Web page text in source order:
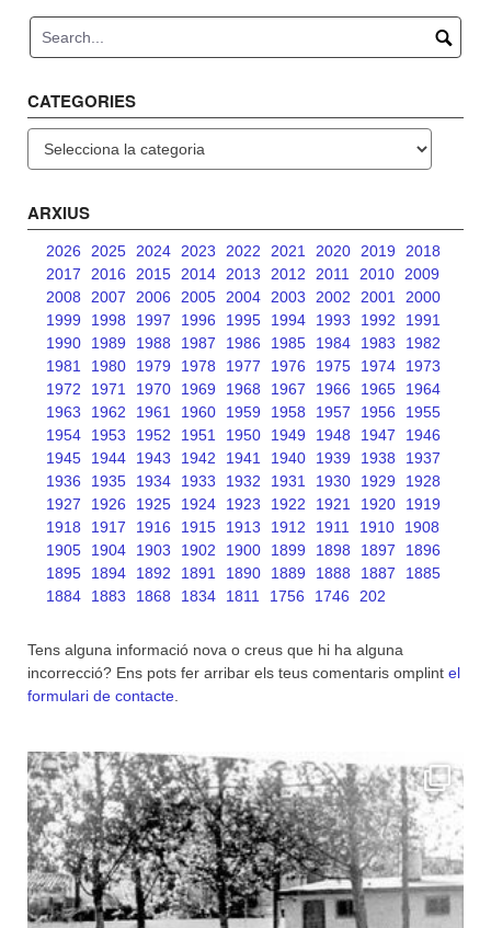
CATEGORIES
ARXIUS
2026 2025 2024 2023 2022 2021 2020 2019
2018
2017
2016 2015 2014 2013 2012 2011 2010
2009
2008
2007 2006 2005 2004 2003 2002 2001
2000
1999
1998 1997 1996 1995 1994 1993 1992
1991
1990
1989 1988 1987 1986 1985 1984 1983
1982
1981
1980 1979 1978 1977 1976 1975 1974
1973
1972
1971 1970 1969 1968 1967 1966 1965
1964
1963
1962 1961 1960 1959 1958 1957 1956
1955
1954
1953 1952 1951 1950 1949 1948 1947
1946
1945
1944 1943 1942 1941 1940 1939 1938
1937
1936
1935 1934 1933 1932 1931 1930 1929
1928
1927
1926 1925 1924 1923 1922 1921 1920
1919
1918
1917 1916 1915 1913 1912 1911 1910
1908
1905
1904 1903 1902 1900 1899 1898 1897
1896
1895
1894 1892 1891 1890 1889 1888 1887
1885
1884
1883 1868 1834 1811 1756 1746 202
Tens alguna informació nova o creus que hi ha alguna
incorrecció? Ens pots fer arribar els teus comentaris omplint el
formulari de contacte